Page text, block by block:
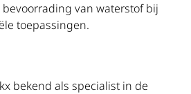
van waterstof bij
toepassingen.
bekend als specialist in de